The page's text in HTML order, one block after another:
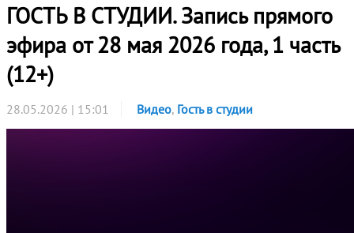
ГОСТЬ В СТУДИИ. Запись прямого
эфира от 28 мая 2026 года, 1 часть
(12+)
28.05.2026 | 15:01 Видео, Гость в студии